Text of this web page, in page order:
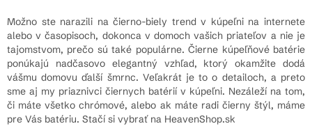
Možno ste narazili na čierno-biely trend v kúpeľni na internete
alebo v časopisoch, dokonca v domoch vašich priateľov a nie je
tajomstvom, prečo sú také populárne. Čierne kúpeľňové batérie
ponúkajú nadčasovo elegantný vzhľad, ktorý okamžite dodá
vášmu domovu ďalší šmrnc. Veľakrát je to o detailoch, a preto
sme aj my priaznivci čiernych batérií v kúpeľni. Nezáleží na tom,
či máte všetko chrómové, alebo ak máte radi čierny štýl, máme
pre Vás batériu. Stačí si vybrať na HeavenShop.sk